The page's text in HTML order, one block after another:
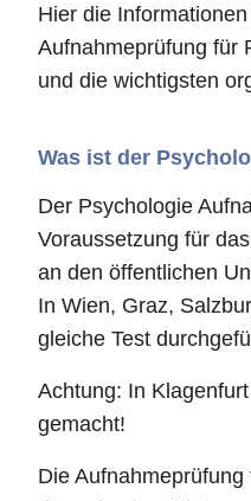
Hier die
Aufnahmeprüfung für
und die wichtigsten
Was ist der
Der Psychologie
Voraussetzung für
an den öffentlichen
In Wien, Graz,
gleiche Test
Achtung: In
gemacht!
Die